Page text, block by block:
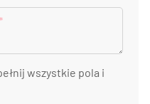
wszystkie pola i